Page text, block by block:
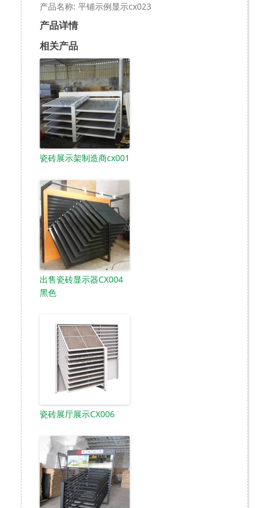
产品名称: 平铺示例显示cx023
产品详情
相关产品
瓷砖展示架制造商cx001
出售瓷砖显示器CX004
黑色
瓷砖展厅展示CX006